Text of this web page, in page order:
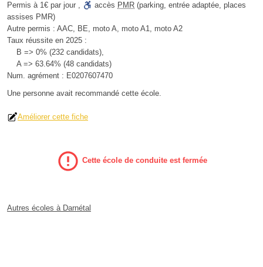
Permis à 1€ par jour , accès PMR (parking, entrée adaptée, places
assises PMR)
Autre permis : AAC, BE, moto A, moto A1, moto A2
Taux réussite en 2025 :
B => 0% (232 candidats),
A => 63.64% (48 candidats)
Num. agrément : E0207607470
Une personne avait recommandé cette école.
Améliorer cette fiche
Cette école de conduite est fermée
Autres écoles à Darnétal